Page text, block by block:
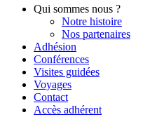
Qui sommes nous ?
Notre histoire
Nos partenaires
Adhésion
Conférences
Visites guidées
Voyages
Contact
Accès adhérent